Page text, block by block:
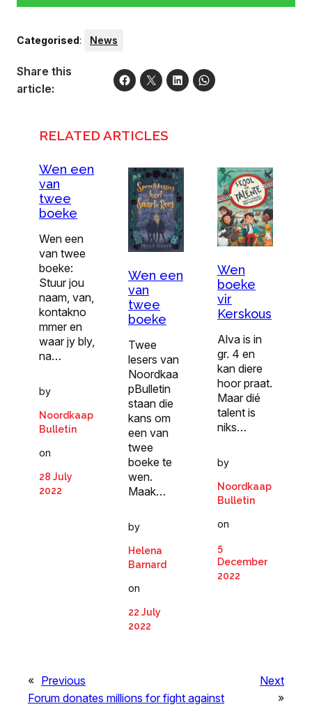
Categorised: News
Share this
article:
RELATED ARTICLES
Wen een
van
twee
boeke
Wen een
van twee
boeke:
Stuur jou
naam, van,
kontakno
mmer en
waar jy bly,
na…
by
Noordkaap
Bulletin
on
28 July
2022
Wen een
van
twee
boeke
Twee
lesers van
Noordkaa
pBulletin
staan die
kans om
een van
twee
boeke te
wen.
Maak…
by
Helena
Barnard
on
22 July
2022
Wen
boeke
vir
Kerskous
Alva is in
gr. 4 en
kan diere
hoor praat.
Maar dié
talent is
niks…
by
Noordkaap
Bulletin
on
5
December
2022
« Previous
Forum donates millions for fight against
Next
»